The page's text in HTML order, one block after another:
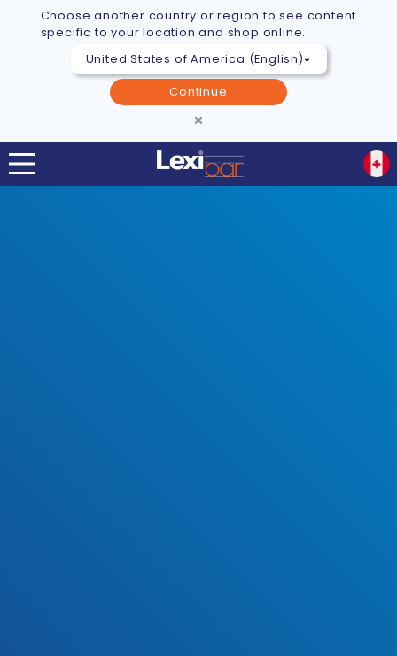
Choose another country or region to see content
specific to your location and shop online.
Continue
×